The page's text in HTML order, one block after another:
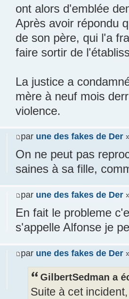
ont alors d'emblée
Après avoir répondu
de son père, qui l'a
faire sortir de
La justice a
mère à neuf mois
violence.
par une des fakes de Der
On ne peut pas
saines à sa fille,
par une des fakes de Der
En fait le probleme
s'appelle Alfonse je
par une des fakes de Der
GilbertSedman a
Suite à cet